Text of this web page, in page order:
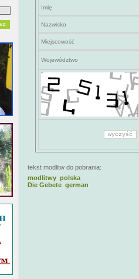
Imię
Nazwisko
Miejscowość
Województwo
tekst modlitw do pobrania:
modlitwy polska
Die Gebete german